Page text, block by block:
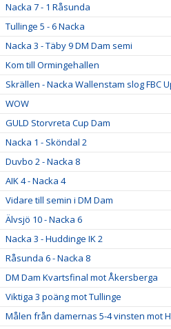
Nacka 7 - 1 Råsunda
Tullinge 5 - 6 Nacka
Nacka 3 - Täby 9 DM Dam semi
Kom till Ormingehallen
Skrällen - Nacka Wallenstam slog FBC
WOW
GULD Storvreta Cup Dam
Nacka 1 - Sköndal 2
Duvbo 2 - Nacka 8
AIK 4 - Nacka 4
Vidare till semin i DM Dam
Älvsjö 10 - Nacka 6
Nacka 3 - Huddinge IK 2
Råsunda 6 - Nacka 8
DM Dam Kvartsfinal mot Åkersberga
Viktiga 3 poäng mot Tullinge
Målen från damernas 5-4 vinsten mot